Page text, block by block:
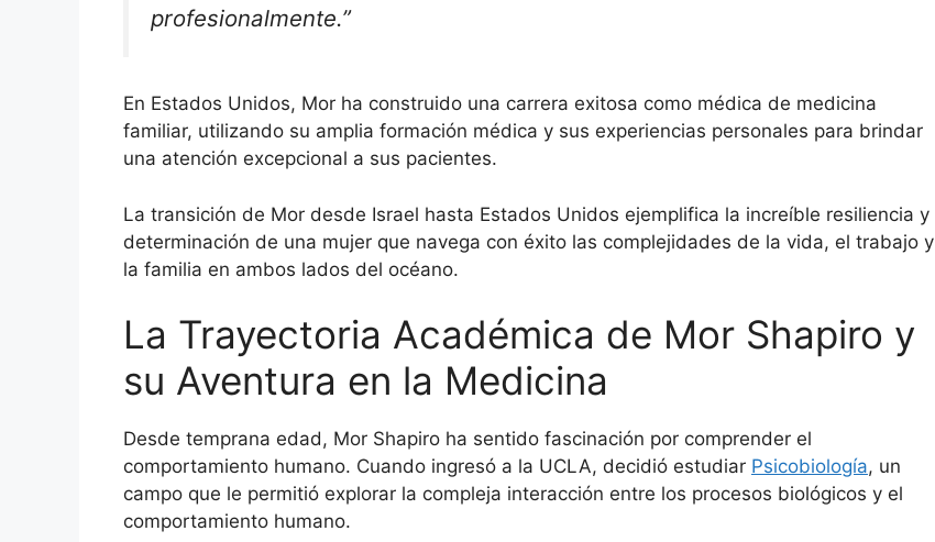
profesionalmente.”
En Estados Unidos, Mor ha construido una carrera exitosa como médica de medicina
familiar, utilizando su amplia formación médica y sus experiencias personales para brindar
una atención excepcional a sus pacientes.
La transición de Mor desde Israel hasta Estados Unidos ejemplifica la increíble resiliencia y
determinación de una mujer que navega con éxito las complejidades de la vida, el trabajo y
la familia en ambos lados del océano.
La Trayectoria Académica de Mor Shapiro y
su Aventura en la Medicina
Desde temprana edad, Mor Shapiro ha sentido fascinación por comprender el
comportamiento humano. Cuando ingresó a la UCLA, decidió estudiar Psicobiología, un
campo que le permitió explorar la compleja interacción entre los procesos biológicos y el
comportamiento humano.